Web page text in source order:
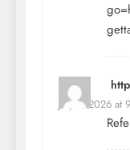
July 9, 2026 at